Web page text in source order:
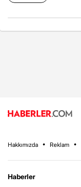
Hakkımızda Reklam
Haberler